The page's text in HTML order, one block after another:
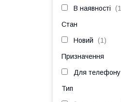
В наявності 1
Стан
Новий 1
Призначення
Для телефону
Тип